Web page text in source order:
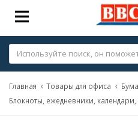
Главная Товары для офиса
Блокноты, ежедневники, календари,